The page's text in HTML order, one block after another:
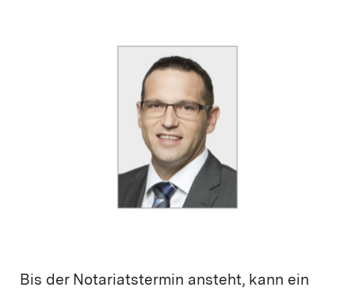
Bis der Notariatstermin ansteht, kann ein